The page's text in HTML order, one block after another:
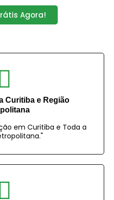
Agora!
Curitiba e Região
em Curitiba e Toda a